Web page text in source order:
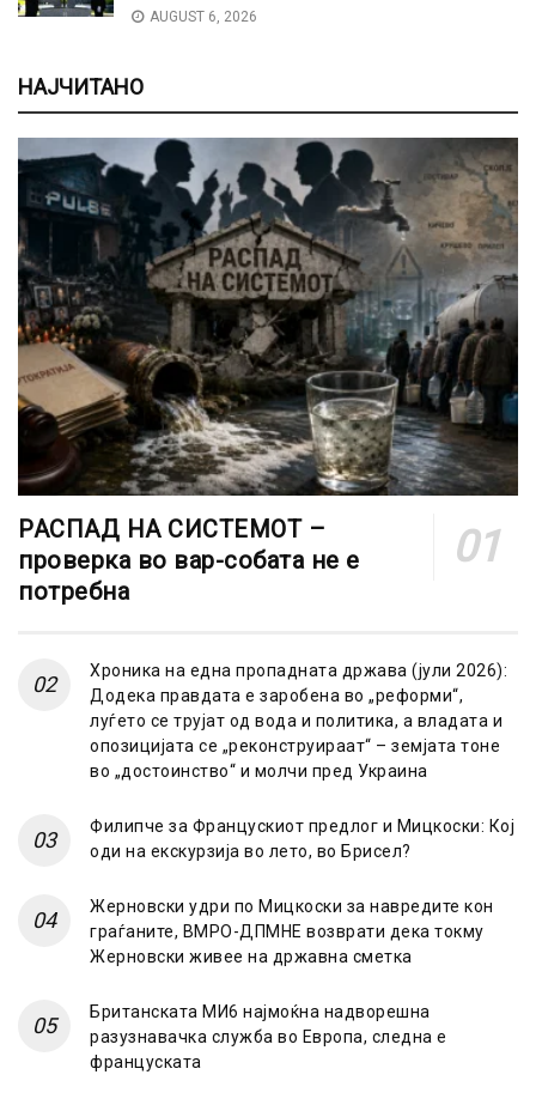
AUGUST 6, 2026
НАЈЧИТАНО
РАСПАД НА СИСТЕМОТ –
проверка во вар-собата не е
потребна
Хроника на една пропадната држава (јули 2026):
Додека правдата е заробена во „реформи“,
луѓето се трујат од вода и политика, а владата и
опозицијата се „реконструираат“ – земјата тоне
во „достоинство“ и молчи пред Украина
Филипче за Францускиот предлог и Мицкоски: Кој
оди на екскурзија во лето, во Брисел?
Жерновски удри по Мицкоски за навредите кон
граѓаните, ВМРО-ДПМНЕ возврати дека токму
Жерновски живее на државна сметка
Британската МИ6 најмоќна надворешна
разузнавачка служба во Европа, следна е
француската